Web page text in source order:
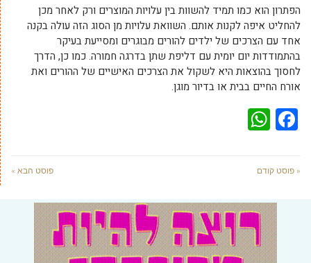
הפתרון הוא כמו תמיד להשוות בין עלויות המוצרים ורק לאחר מכן
להחליט איפה לקנות אותם. השוואת עלויות מן הסוג הזה עולה בקנה
אחד עם הצרכים של ילדים להורים מבוגרים ומסייעת בעיקר
בהתמודדות יום יומית עם דליפת שתן בדרגה חמורה. כמו כן, הדרך
לחסוך בהוצאות היא לשקול את הצרכים האישיים של ההורים ואת
אורח החיים בבית או בדיור מוגן.
Facebook
« פוסט קודם פוסט הבא »